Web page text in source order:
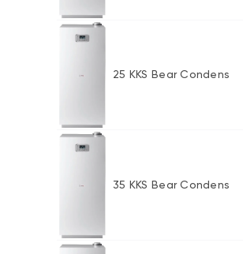
25 KKS Bear Condens
35 KKS Bear Condens